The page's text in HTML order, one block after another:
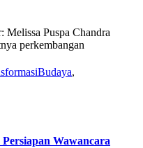
Melissa Puspa Chandra
perkembangan
,
Wawancara